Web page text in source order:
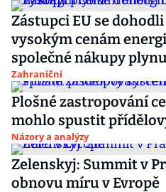
Zástupci EU se
vysokým cenám
společné nákupy
Zahraniční
Plošné zastropování
mohlo spustit
Názory a analýzy
Zelenskyj: Summit v
obnovu míru v Evropě